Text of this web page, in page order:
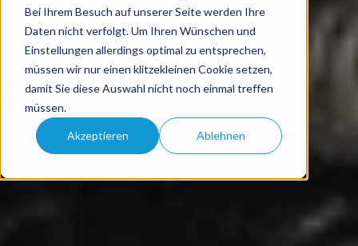
Bei Ihrem Besuch auf unserer Seite werden Ihre
Daten nicht verfolgt. Um Ihren Wünschen und
Einstellungen allerdings optimal zu entsprechen,
müssen wir nur einen klitzekleinen Cookie setzen,
damit Sie diese Auswahl nicht noch einmal treffen
müssen.
Akzeptieren Ablehnen